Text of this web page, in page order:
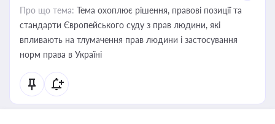
Про що тема: Тема охоплює рішення, правові позиції та
стандарти Європейського суду з прав людини, які
впливають на тлумачення прав людини і застосування
норм права в Україні